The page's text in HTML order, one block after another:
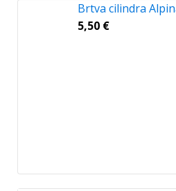
Brtva cilindra
5,50 €